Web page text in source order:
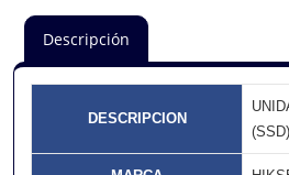
Descripción
DESCRIPCION
(SSD)